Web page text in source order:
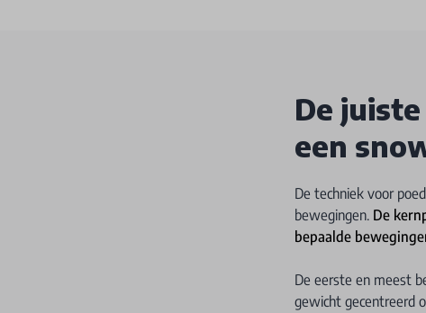
De
een
De techniek voor
bewegingen. De
bepaalde
De eerste en meest
gewicht gecentreerd